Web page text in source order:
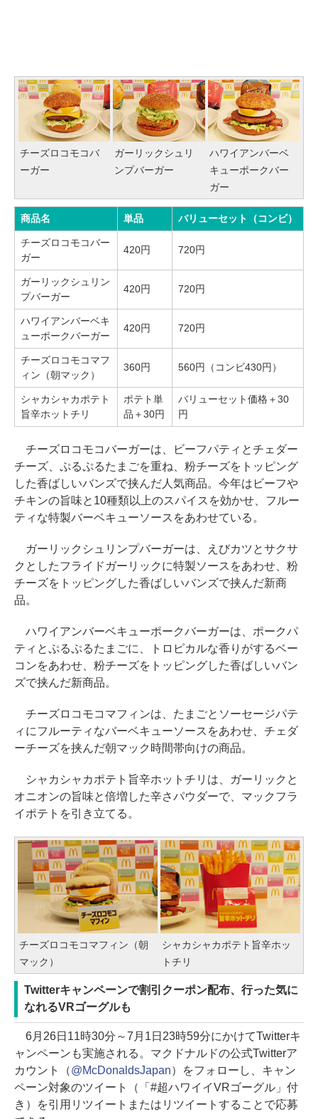
チーズロコモコバ
ーガー
ガーリックシュリ
ンプバーガー
ハワイアンバーベ
キューポークバー
ガー
商品名 単品 バリューセット（コンビ）
チーズロコモコバー
ガー
420円 720円
ガーリックシュリン
プバーガー
420円 720円
ハワイアンバーベキ
ューポークバーガー
420円 720円
チーズロコモコマフ
ィン（朝マック）
360円 560円（コンビ430円）
シャカシャカポテト
旨辛ホットチリ
ポテト単
品＋30円
バリューセット価格＋30
円
チーズロコモコバーガーは、ビーフパティとチェダー
チーズ、ぷるぷるたまごを重ね、粉チーズをトッピング
した香ばしいバンズで挟んだ人気商品。今年はビーフや
チキンの旨味と10種類以上のスパイスを効かせ、フルー
ティな特製バーベキューソースをあわせている。
ガーリックシュリンプバーガーは、えびカツとサクサ
クとしたフライドガーリックに特製ソースをあわせ、粉
チーズをトッピングした香ばしいバンズで挟んだ新商
品。
ハワイアンバーベキューポークバーガーは、ポークパ
ティとぷるぷるたまごに、トロピカルな香りがするベー
コンをあわせ、粉チーズをトッピングした香ばしいバン
ズで挟んだ新商品。
チーズロコモコマフィンは、たまごとソーセージパテ
ィにフルーティなバーベキューソースをあわせ、チェダ
ーチーズを挟んだ朝マック時間帯向けの商品。
シャカシャカポテト旨辛ホットチリは、ガーリックと
オニオンの旨味と倍増した辛さパウダーで、マックフラ
イポテトを引き立てる。
チーズロコモコマフィン（朝
マック）
シャカシャカポテト旨辛ホッ
トチリ
Twitterキャンペーンで割引クーポン配布、行った気に
なれるVRゴーグルも
6月26日11時30分～7月1日23時59分にかけてTwitterキ
ャンペーンも実施される。マクドナルドの公式Twitterア
カウント（@McDonaldsJapan）をフォローし、キャン
ペーン対象のツイート（「#超ハワイイVRゴーグル」付
き）を引用リツイートまたはリツイートすることで応募